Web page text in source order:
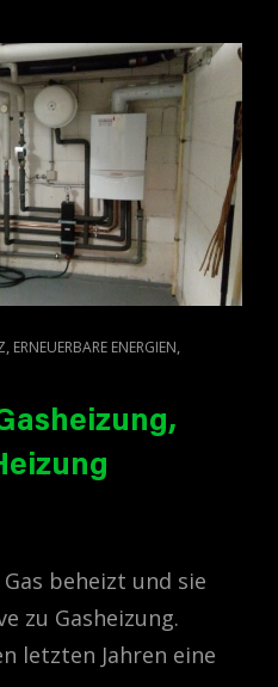
, ERNEUERBARE ENERGIEN,
beheizt und sie
zu Gasheizung.
letzten Jahren eine